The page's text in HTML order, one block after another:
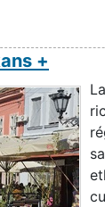
+